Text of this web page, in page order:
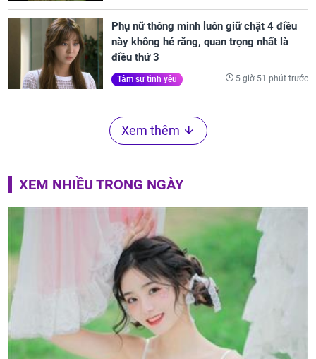
Phụ nữ thông minh luôn giữ chặt 4 điều
này không hé răng, quan trọng nhất là
điều thứ 3
Tâm sự tình yêu 5 giờ 51 phút trước
Xem thêm
XEM NHIỀU TRONG NGÀY